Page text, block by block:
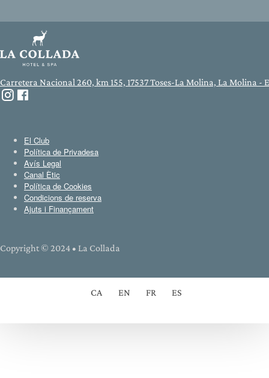
Carretera Nacional 260, km 155, 17537 Toses-La Molina, La Molina -
Copyright © 2024 • La Collada
El Club
Política de Privadesa
Avís Legal
Canal Ètic
Política de Cookies
Condicions de reserva
Ajuts i Finançament
CA EN FR ES